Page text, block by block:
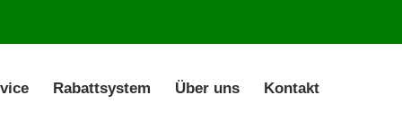
About us
Rabattsystem Über uns Kontakt